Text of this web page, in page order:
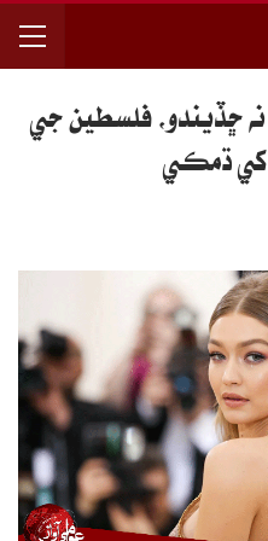
ڇڏيندو، فلسطين جي
کي ڌمڪي